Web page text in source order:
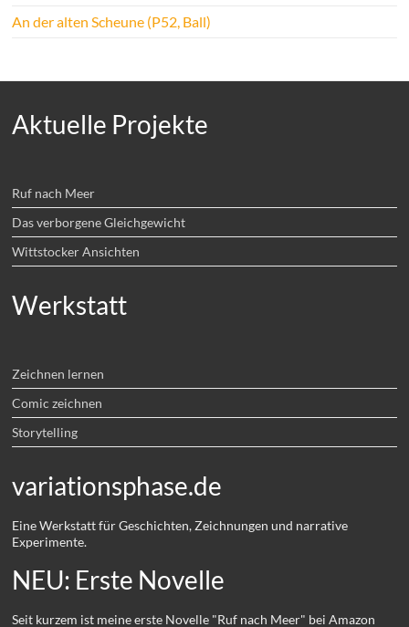
An der alten Scheune (P52, Ball)
Aktuelle Projekte
Ruf nach Meer
Das verborgene Gleichgewicht
Wittstocker Ansichten
Werkstatt
Zeichnen lernen
Comic zeichnen
Storytelling
variationsphase.de
Eine Werkstatt für Geschichten, Zeichnungen und narrative
Experimente.
NEU: Erste Novelle
Seit kurzem ist meine erste Novelle "Ruf nach Meer" bei Amazon